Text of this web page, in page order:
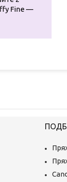
Fine —